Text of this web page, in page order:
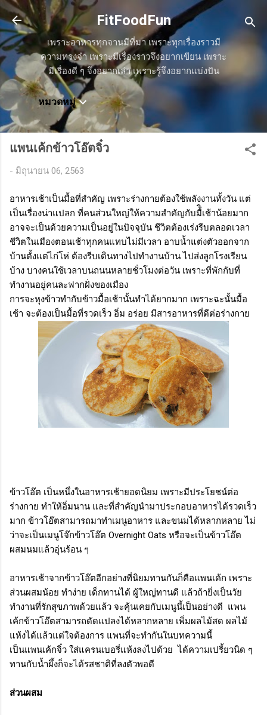
ข้ามไปที่เนื้อหาหลัก
FitFoodFun
เพราะอาหารทุกจานมีที่มา เพราะทุกเรื่องราวมี
ความทรงจำ เพราะมีเรื่องราวจึงอยากเขียน เพราะ
มีเรื่องดี ๆ จึงอยากเล่า เพราะรู้จึงอยากแบ่งปัน
หมวดหมู่
แพนเค้กข้าวโอ๊ตจิ๋ว
- มิถุนายน 06, 2563
อาหารเช้าเป็นมื้อที่สำคัญ เพราะร่างกายต้องใช้พลังงานทั้งวัน แต่
เป็นเรื่องน่าแปลก ที่คนส่วนใหญ่ให้ความสำคัญกับมื้ิเช้าน้อยมาก
อาจจะเป็นด้วยความเป็นอยู่ในปัจจุบัน ชีวิตต้องเร่งรีบตลอดเวลา
ชีวิตในเมืองตอนเช้าทุกคนแทบไม่มีเวลา อาบน้ำแต่งตัวออกจาก
บ้านตั้งแต่ไก่โห่ ต้องรีบเดินทางไปทำงานบ้าน ไปส่งลูกโรงเรียน
บ้าง บางคนใช้เวลาบนถนนหลายชั่วโมงต่อวัน เพราะที่พักกับที่
ทำงานอยู่คนละฟากฝั่งของเมือง
การจะหุงข้าวทำกับข้าวมื้อเช้านั้นทำได้ยากมาก เพราะฉะนั้นมื้อ
เช้า จะต้องเป็นมื้อที่รวดเร็ว อิ่ม อร่อย มีสารอาหารที่ดีต่อร่างกาย
ข้าวโอ๊ต เป็นหนึ่งในอาหารเช้ายอดนิยม เพราะมีประโยชน์ต่อ
ร่างกาย ทำให้อิ่มนาน และที่สำคัญนำมาประกอบอาหารได้รวดเร็ว
มาก ข้าวโอ๊ตสามารถมาทำเมนูอาหาร และขนมได้หลากหลาย ไม่
ว่าจะเป็นเมนูโจ๊กข้าวโอ๊ต Overnight Oats หรือจะเป็นข้าวโอ๊ต
ผสมนมแล้วอุ่นร้อน ๆ
อาหารเช้าจากข้าวโอ๊ตอีกอย่างที่นิยมทานกันก็คือแพนเค้ก เพราะ
ส่วนผสมน้อย ทำง่าย เด็กทานได้ ผู้ใหญ่ทานดี แล้วถ้ายิ่งเป็นวัย
ทำงานที่รักสุขภาพด้วยแล้ว จะคุ้นเคยกับเมนูนี้เป็นอย่างดี แพน
เค้กข้าวโอ๊ตสามารถดัดแปลงได้หลากหลาย เพิ่มผลไม้สด ผลไม้
แห้งได้แล้วแต่ใจต้องการ แพนที่จะทำกันในบทความนี้
เป็นแพนเค้กจิ๋ว ใส่แครนเบอรี่แห้งลงไปด้วย ได้ความเปรี้ยวนิด ๆ
ทานกับน้ำผึ้งก็จะได้รสชาติที่ลงตัวพอดี
ส่วนผสม